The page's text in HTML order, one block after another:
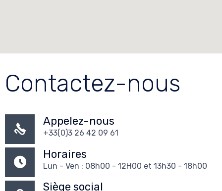
Contactez-nous
Appelez-nous
+33(0)3 26 42 09 61
Horaires
Lun - Ven : 08h00 - 12H00 et 13h30 - 18h00
Siège social